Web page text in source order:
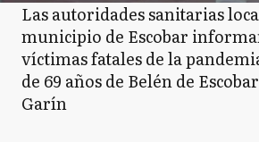
Las autoridades sanitarias
municipio de Escobar
víctimas fatales de la
de 69 años de Belén de
Garín